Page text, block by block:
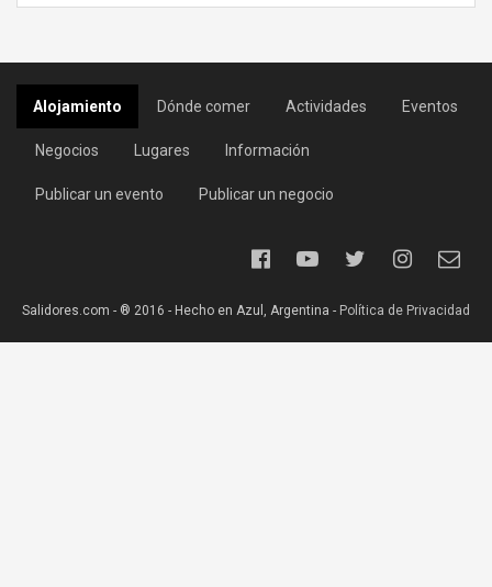
Alojamiento Dónde comer Actividades Eventos
Negocios Lugares Información
Publicar un evento Publicar un negocio
Salidores.com - ® 2016 - Hecho en Azul, Argentina - Política de Privacidad